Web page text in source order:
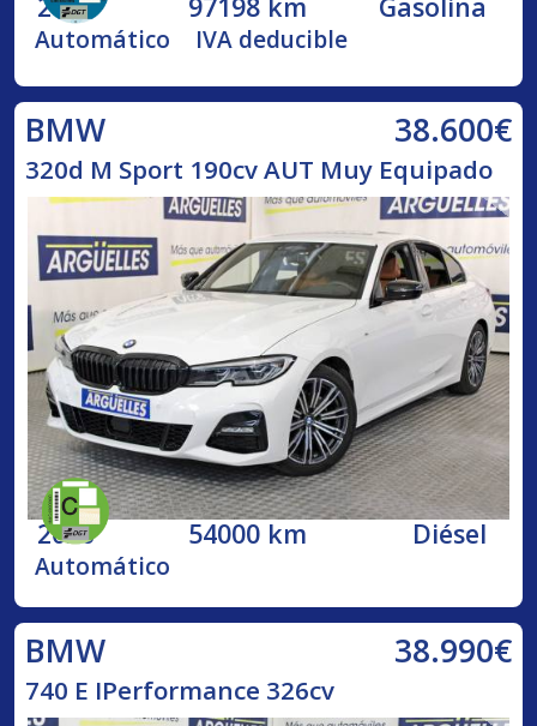
Automático IVA deducible
BMW 38.600€
320d M Sport 190cv AUT Muy Equipado
2020 54000 km Diésel
Automático
BMW 38.990€
740 E IPerformance 326cv